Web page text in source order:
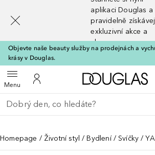
aplikaci Douglas a
pravidelně
exkluzivní akce a
slevy
Objevte naše beauty služby na prodejnách a
krásy v Douglas.
MenuOtevřít menuK mému účtu
Vraťte se
Proveďte vyhledávání
Homepage Životní styl Bydlení Svíčky
[navigation.slideout.screenreader]